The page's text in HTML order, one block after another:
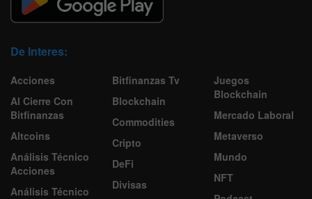
De Interes:
Acciones
Al Cierre Con
Bitfinanzas
Altcoins
Análisis Técnico
Acciones
Análisis Técnico
Bitfinanzas Tv
Blockchain
Commodities
Cripto
DeFi
Divisas
Juegos
Blockchain
Mercado Laboral
Metaverso
Mundo
NFT